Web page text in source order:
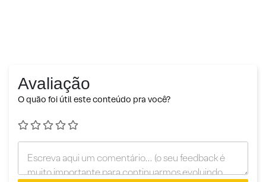
Avaliação
O quão foi útil este conteúdo pra você?